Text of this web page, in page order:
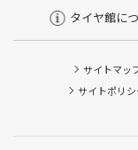
タイヤ館に
サイトマッ
サイトポリシ